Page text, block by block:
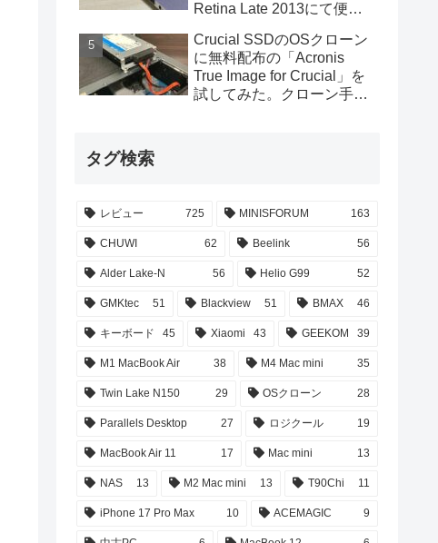
Retina Late 2013にて便利
Crucial SSDのOSクローン
に無料配布の「Acronis
True Image for Crucial」を
試してみた。クローン手順
タグ検索
レビュー 725 MINISFORUM 163
CHUWI 62 Beelink 56
Alder Lake-N 56 Helio G99 52
GMKtec 51 Blackview 51 BMAX 46
キーボード 45 Xiaomi 43 GEEKOM 39
M1 MacBook Air 38 M4 Mac mini 35
Twin Lake N150 29 OSクローン 28
Parallels Desktop 27 ロジクール 19
MacBook Air 11 17 Mac mini 13
NAS 13 M2 Mac mini 13 T90Chi 11
iPhone 17 Pro Max 10 ACEMAGIC 9